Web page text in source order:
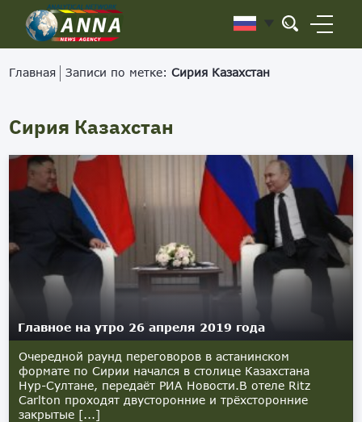
Главная Записи по метке:Сирия Казахстан
Сирия Казахстан
Главное на утро 26 апреля 2019 года
Очередной раунд переговоров в астанинском
формате по Сирии начался в столице Казахстана
Нур-Султане, передаёт РИА Новости.В отеле Ritz
Carlton проходят двусторонние и трёхсторонние
закрытые [...]